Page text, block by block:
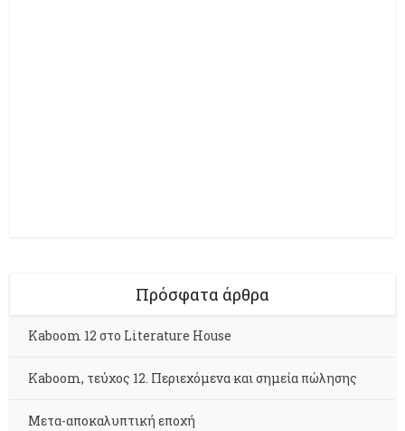
Πρόσφατα άρθρα
Kaboom 12 στο Literature House
Kaboom, τεύχος 12. Περιεχόμενα και σημεία πώλησης
Μετα-αποκαλυπτική εποχή